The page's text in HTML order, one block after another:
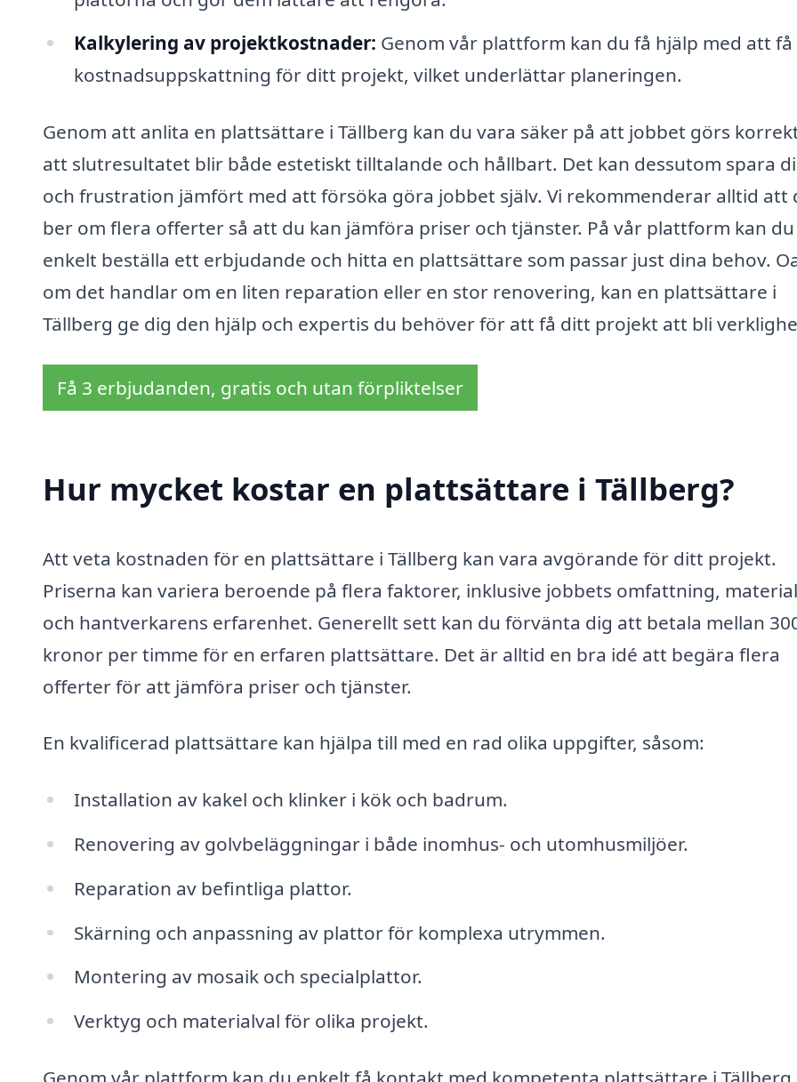
Kalkylering av projektkostnader: Genom vår plattform kan du få hjälp med att få
kostnadsuppskattning för ditt projekt, vilket underlättar planeringen.
Genom att anlita en plattsättare i Tällberg kan du vara säker på att jobbet görs
att slutresultatet blir både estetiskt tilltalande och hållbart. Det kan dessutom spara
och frustration jämfört med att försöka göra jobbet själv. Vi rekommenderar alltid att
ber om flera offerter så att du kan jämföra priser och tjänster. På vår plattform kan du
enkelt beställa ett erbjudande och hitta en plattsättare som passar just dina behov.
om det handlar om en liten reparation eller en stor renovering, kan en plattsättare i
Tällberg ge dig den hjälp och expertis du behöver för att få ditt projekt att bli
Få 3 erbjudanden, gratis och utan förpliktelser
Hur mycket kostar en plattsättare i Tällberg?
Att veta kostnaden för en plattsättare i Tällberg kan vara avgörande för ditt projekt.
Priserna kan variera beroende på flera faktorer, inklusive jobbets omfattning,
och hantverkarens erfarenhet. Generellt sett kan du förvänta dig att betala mellan
kronor per timme för en erfaren plattsättare. Det är alltid en bra idé att begära flera
offerter för att jämföra priser och tjänster.
En kvalificerad plattsättare kan hjälpa till med en rad olika uppgifter, såsom:
Installation av kakel och klinker i kök och badrum.
Renovering av golvbeläggningar i både inomhus- och utomhusmiljöer.
Reparation av befintliga plattor.
Skärning och anpassning av plattor för komplexa utrymmen.
Montering av mosaik och specialplattor.
Verktyg och materialval för olika projekt.